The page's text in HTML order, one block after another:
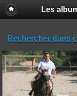
Les
Rechercher dans